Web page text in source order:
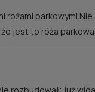
różami
jest to róża parkowa.
rozbudował; już